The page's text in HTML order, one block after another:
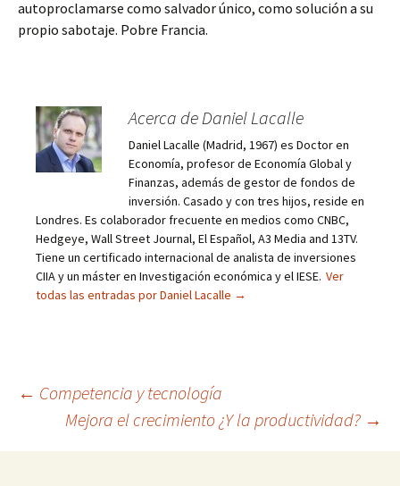
autoproclamarse como salvador único, como solución a su
propio sabotaje. Pobre Francia.
Acerca de Daniel Lacalle
Daniel Lacalle (Madrid, 1967) es Doctor en
Economía, profesor de Economía Global y
Finanzas, además de gestor de fondos de
inversión. Casado y con tres hijos, reside en
Londres. Es colaborador frecuente en medios como CNBC,
Hedgeye, Wall Street Journal, El Español, A3 Media and 13TV.
Tiene un certificado internacional de analista de inversiones
CIIA y un máster en Investigación económica y el IESE. Ver
todas las entradas por Daniel Lacalle →
Navegación
← Competencia y tecnología
Mejora el crecimiento ¿Y la productividad? →